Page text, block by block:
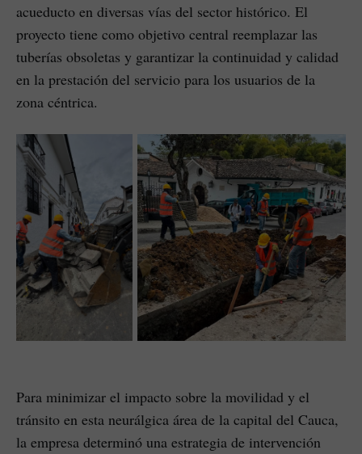
acueducto en diversas vías del sector histórico. El
proyecto tiene como objetivo central reemplazar las
tuberías obsoletas y garantizar la continuidad y calidad
en la prestación del servicio para los usuarios de la
zona céntrica.
Para minimizar el impacto sobre la movilidad y el
tránsito en esta neurálgica área de la capital del Cauca,
la empresa determinó una estrategia de intervención